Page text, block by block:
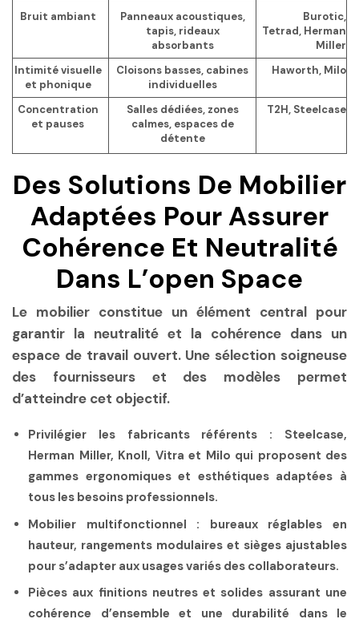
Bruit ambiant
Panneaux acoustiques,
tapis, rideaux
absorbants
Burotic,
Tetrad, Herman
Miller
Intimité visuelle
et phonique
Cloisons basses, cabines
individuelles
Haworth, Milo
Concentration
et pauses
Salles dédiées, zones
calmes, espaces de
détente
T2H, Steelcase
Des Solutions De Mobilier
Adaptées Pour Assurer
Cohérence Et Neutralité
Dans L’open Space
Le mobilier constitue un élément central pour
garantir la neutralité et la cohérence dans un
espace de travail ouvert. Une sélection soigneuse
des fournisseurs et des modèles permet
d’atteindre cet objectif.
Privilégier les fabricants référents : Steelcase,
Herman Miller, Knoll, Vitra et Milo qui proposent des
gammes ergonomiques et esthétiques adaptées à
tous les besoins professionnels.
Mobilier multifonctionnel : bureaux réglables en
hauteur, rangements modulaires et sièges ajustables
pour s’adapter aux usages variés des collaborateurs.
Pièces aux finitions neutres et solides assurant une
cohérence d’ensemble et une durabilité dans le